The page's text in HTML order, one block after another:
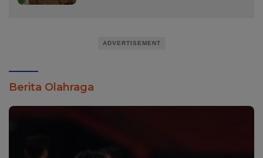
ADVERTISEMENT
Berita Olahraga